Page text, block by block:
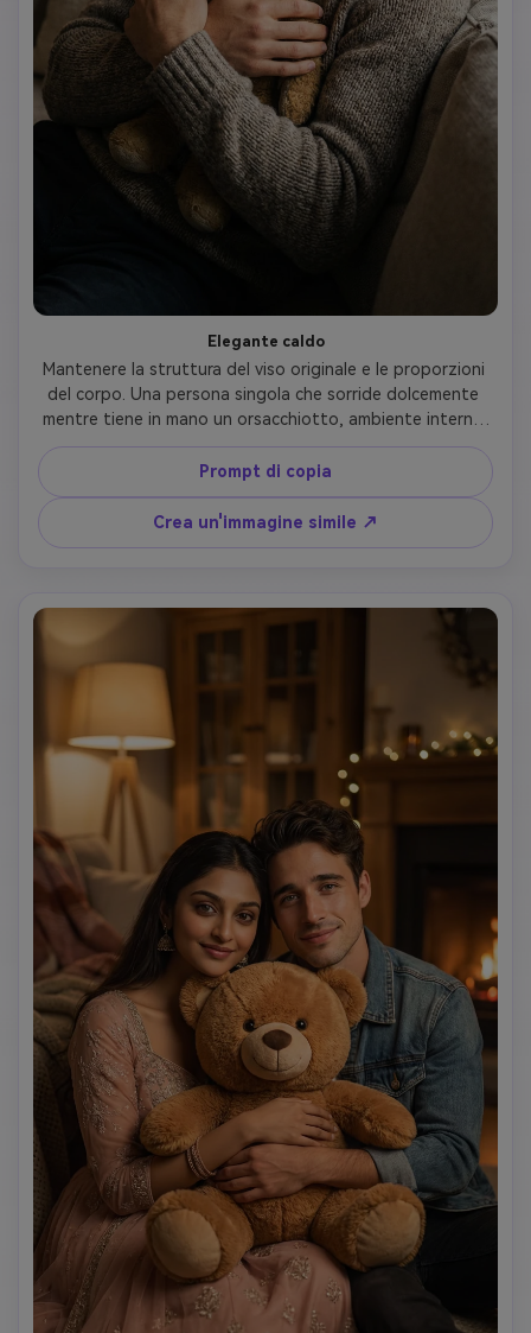
Elegante caldo
Mantenere la struttura del viso originale e le proporzioni
del corpo. Una persona singola che sorride dolcemente
mentre tiene in mano un orsacchiotto, ambiente interno
caldo, luce ambiente morbida, trama naturale, fotografia
cinematografica di stile di vita, ultra-realistico
Prompt di copia
Crea un'immagine simile ↗